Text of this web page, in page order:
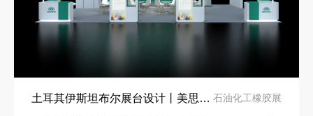
土耳其伊斯坦布尔展台设计丨美思德创新产品，打造聚氨酯行业标杆 石油化工橡胶展